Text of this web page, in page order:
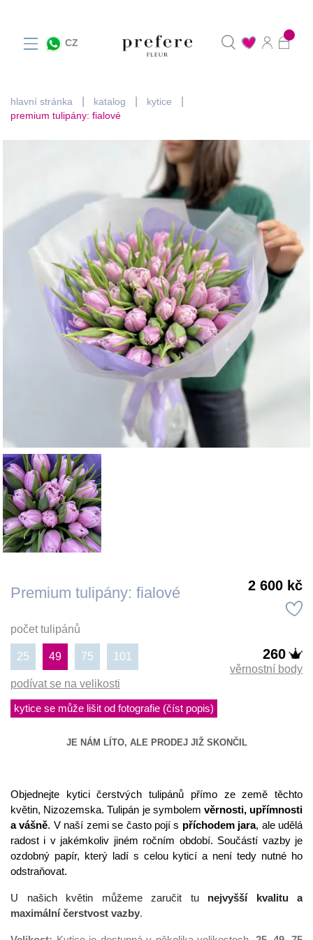
CZ
hlavní stránka katalog
kytice
premium tulipány: fialové
Premium tulipány: fialové 2 600 kč
počet tulipánů
25 49 75 101
podívat se na velikosti
260
věrnostní body
kytice se může lišit od fotografie (číst popis)
JE NÁM LÍTO, ALE PRODEJ JIŽ SKONČIL
Objednejte kytici čerstvých tulipánů přímo ze země těchto
květin, Nizozemska. Tulipán je symbolem věrnosti, upřímnosti
a vášně. V naší zemi se často pojí s příchodem jara, ale udělá
radost i v jakémkoliv jiném ročním období. Součástí vazby je
ozdobný papír, který ladí s celou kyticí a není tedy nutné ho
odstraňovat.
U našich květin můžeme zaručit tu nejvyšší kvalitu a
maximální čerstvost vazby.